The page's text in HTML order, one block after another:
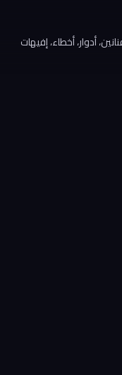
أدوار، أخطاء، إفيهات